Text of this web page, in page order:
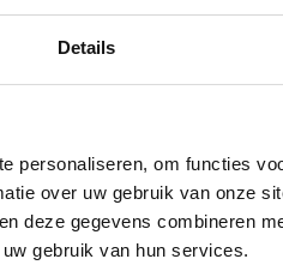
Details
personaliseren, om functies
over uw gebruik van onze
deze gegevens combineren
gebruik van hun services.
Fingerling
Verband
In